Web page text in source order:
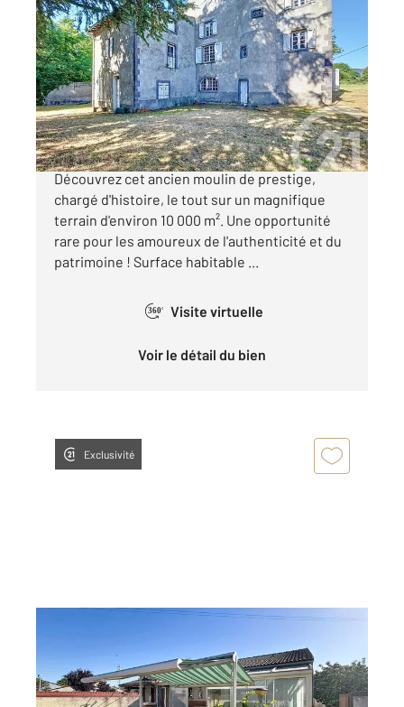
MOZAC 63
408,60 m2, 8 pièces
Ref : 25127
Maison à vendre
425 000 €
Ensemble Immobilier d'Exception à MOZAC,
Découvrez cet ancien moulin de prestige,
chargé d'histoire, le tout sur un magnifique
terrain d'environ 10 000 m². Une opportunité
rare pour les amoureux de l'authenticité et du
patrimoine ! Surface habitable ...
360° Visite virtuelle
Voir le détail du bien
Exclusivité
Ref : 25067
Maison à vendre